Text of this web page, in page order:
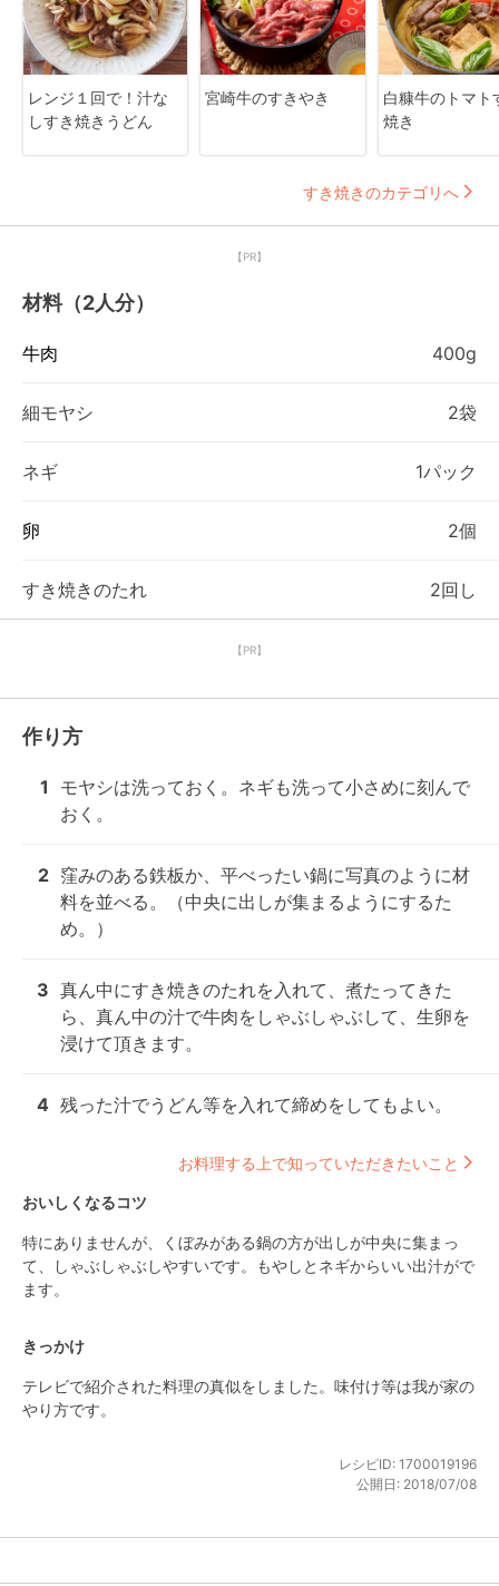
レンジ１回で！汁な
しすき焼きうどん
宮崎牛のすきやき
白糠牛のトマト
焼き
すき焼きのカテゴリへ
【PR】
材料（2人分）
牛肉 400g
細モヤシ 2袋
ネギ 1パック
卵 2個
すき焼きのたれ 2回し
【PR】
作り方
1
モヤシは洗っておく。ネギも洗って小さめに刻んで
おく。
2 窪みのある鉄板か、平べったい鍋に写真のように材
料を並べる。（中央に出しが集まるようにするた
め。）
3 真ん中にすき焼きのたれを入れて、煮たってきた
ら、真ん中の汁で牛肉をしゃぶしゃぶして、生卵を
浸けて頂きます。
4 残った汁でうどん等を入れて締めをしてもよい。
お料理する上で知っていただきたいこと
おいしくなるコツ
特にありませんが、くぼみがある鍋の方が出しが中央に集まっ
て、しゃぶしゃぶしやすいです。もやしとネギからいい出汁がで
ます。
きっかけ
テレビで紹介された料理の真似をしました。味付け等は我が家の
やり方です。
レシピID: 1700019196
公開日: 2018/07/08